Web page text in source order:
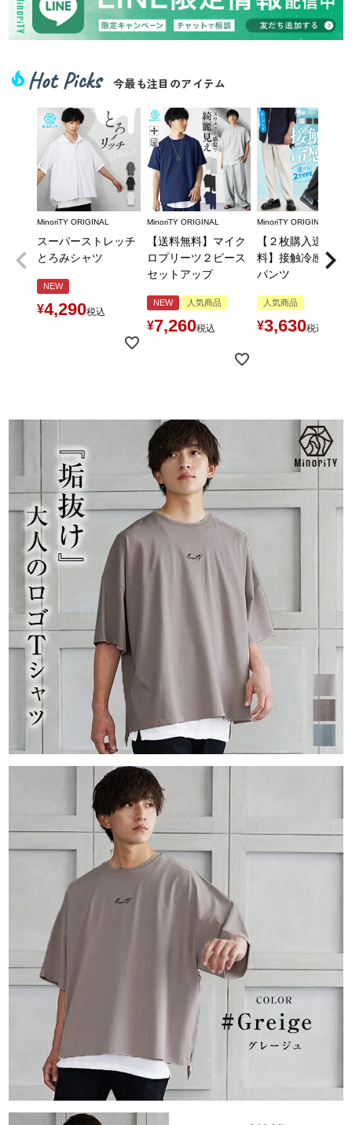
local_fire_department Hot Picks 今最も注目のアイテム
MinoriTY ORIGINAL
スーパーストレッチ
とろみシャツ
NEW
¥4,290税込
MinoriTY ORIGINAL
【送料無料】マイク
ロプリーツ２ピース
セットアップ
NEW 人気商品
¥7,260税込
MinoriTY ORIGINAL
【２枚購入送料無
料】接触冷感とろ
パンツ
人気商品
¥3,630税込